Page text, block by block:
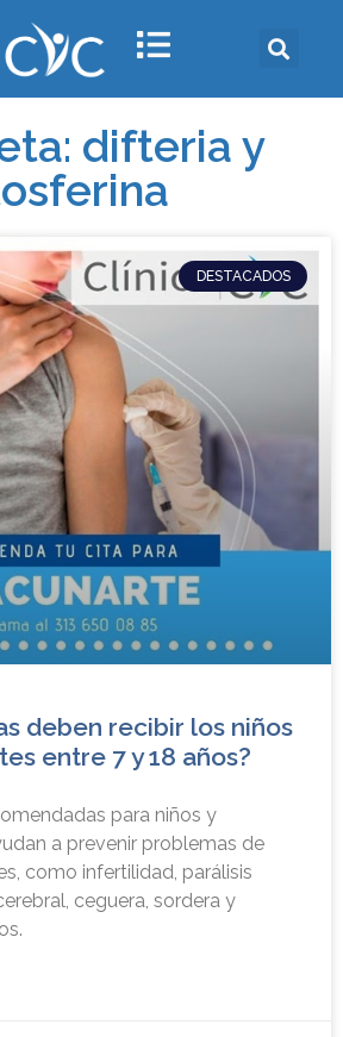
difteria y
DESTACADOS
deben recibir los niños
entre 7 y 18 años?
para niños y
a prevenir problemas de
como infertilidad, parálisis
ceguera, sordera y